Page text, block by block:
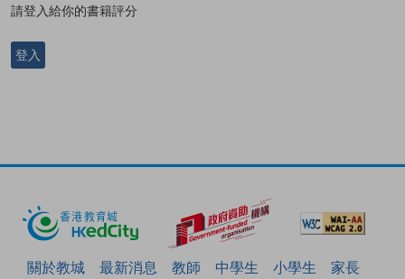
請登入給你的書籍評分
登入
關於教城 最新消息 教師 中學生 小學生
家長